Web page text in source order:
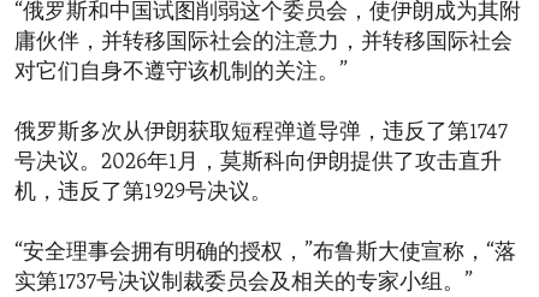
“俄罗斯和中国试图削弱这个委员会，使伊朗成为其附
庸伙伴，并转移国际社会的注意力，并转移国际社会
对它们自身不遵守该机制的关注。”
俄罗斯多次从伊朗获取短程弹道导弹，违反了第1747
号决议。2026年1月，莫斯科向伊朗提供了攻击直升
机，违反了第1929号决议。
“安全理事会拥有明确的授权，”布鲁斯大使宣称，“落
实第1737号决议制裁委员会及相关的专家小组。”